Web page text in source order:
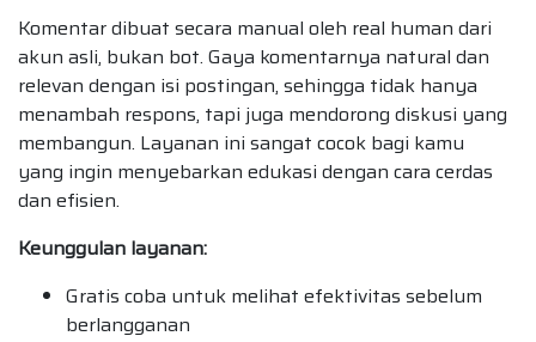
Komentar dibuat secara manual oleh real human dari
akun asli, bukan bot. Gaya komentarnya natural dan
relevan dengan isi postingan, sehingga tidak hanya
menambah respons, tapi juga mendorong diskusi yang
membangun. Layanan ini sangat cocok bagi kamu
yang ingin menyebarkan edukasi dengan cara cerdas
dan efisien.
Keunggulan layanan:
Gratis coba untuk melihat efektivitas sebelum
berlangganan